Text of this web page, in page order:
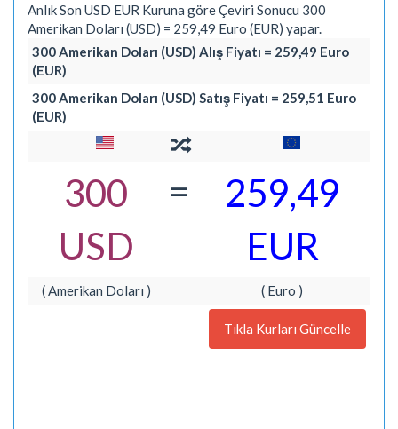
Anlık Son USD EUR Kuruna göre Çeviri Sonucu 300
Amerikan Doları (USD) = 259,49 Euro (EUR) yapar.
300 Amerikan Doları (USD) Alış Fiyatı = 259,49 Euro
(EUR)
300 Amerikan Doları (USD) Satış Fiyatı = 259,51 Euro
(EUR)
300
USD
=
259,49
EUR
( Amerikan Doları ) ( Euro )
Tıkla Kurları Güncelle